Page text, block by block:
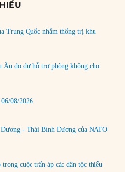
Trung Quốc nhằm thống trị khu
Âu do dự hỗ trợ phòng không cho
08/2026
- Thái Bình Dương của NATO
trong cuộc trấn áp các dân tộc thiểu